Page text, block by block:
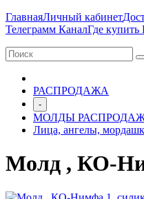
ГлавнаяЛичный кабинет
Телеграмм КаналГде купить
РАСПРОДАЖА
-
МОЛДЫ
Лица, ангелы,
Молд , КО-